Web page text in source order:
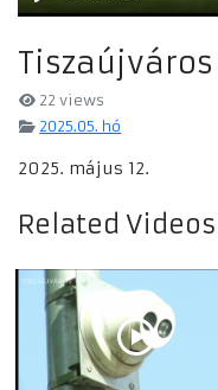
Tiszaújváros
22 views
2025.05. hó
2025. május 12.
Related Videos